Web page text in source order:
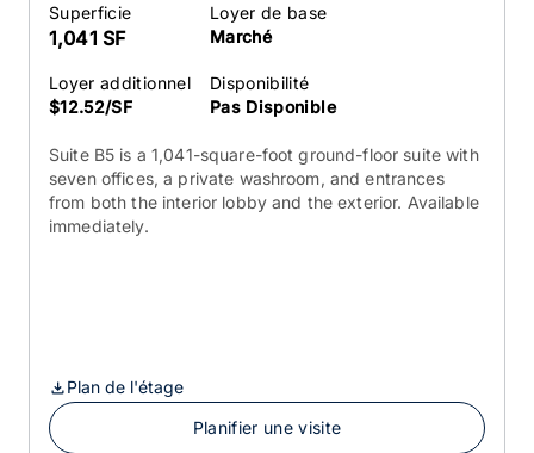
Superficie
1,041 SF
Loyer de base
Marché
Loyer additionnel
$12.52/SF
Disponibilité
Pas Disponible
Suite B5 is a 1,041-square-foot ground-floor suite with
seven offices, a private washroom, and entrances
from both the interior lobby and the exterior. Available
immediately.
Planifier une visite
Plan de l'étage